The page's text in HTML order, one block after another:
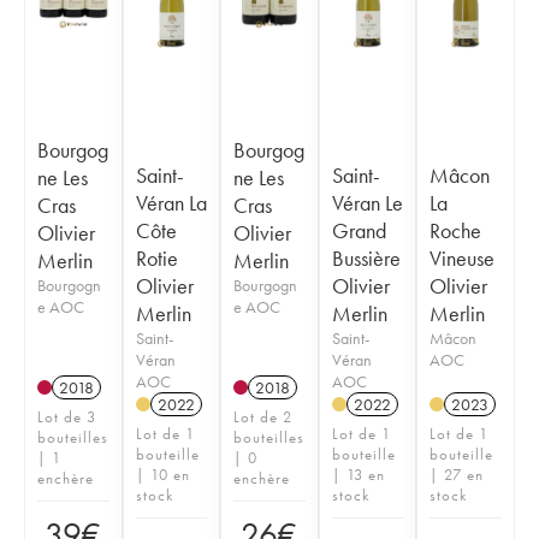
Bourgog
ne Les
Cras
Olivier
Merlin
Bourgogn
e AOC
2018
Lot de 3
bouteilles
| 1
enchère
Saint-
Véran La
Côte
Rotie
Olivier
Merlin
Saint-
Véran
AOC
2022
Lot de 1
bouteille
| 10 en
stock
Bourgog
ne Les
Cras
Olivier
Merlin
Bourgogn
e AOC
2018
Lot de 2
bouteilles
| 0
enchère
Saint-
Véran Le
Grand
Bussière
Olivier
Merlin
Saint-
Véran
AOC
2022
Lot de 1
bouteille
| 13 en
stock
Mâcon
La
Roche
Vineuse
Olivier
Merlin
Mâcon
AOC
2023
Lot de 1
bouteille
| 27 en
stock